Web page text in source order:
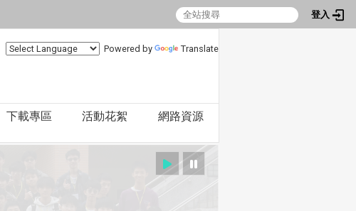
登入
Powered by Translate
下載專區 活動花絮 網路資源